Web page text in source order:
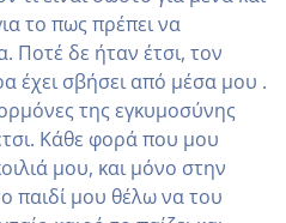
το πως πρέπει να
Ποτέ δε ήταν έτσι, τον
έχει σβήσει από μέσα μου .
της εγκυμοσύνης
Κάθε φορά που μου
μου, και μόνο στην
παιδί μου θέλω να του